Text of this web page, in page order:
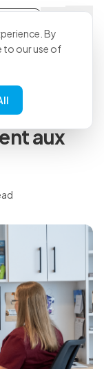
pour
flux de
aux
By
to our use of